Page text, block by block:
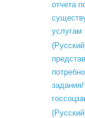
отчета
услугам